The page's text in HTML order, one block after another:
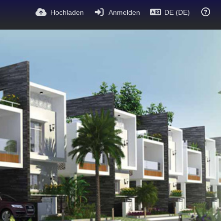
Hochladen Anmelden DE (DE)